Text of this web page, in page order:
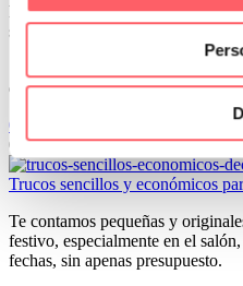
hora de manejarla. En segundo
según el estilo de muebles,
que subirlo hasta arriba cada vez
0
03 Jun 2023
Trucos sencillos y económicos
Te contamos pequeñas y
festivo, especialmente en el
fechas, sin apenas presupuesto.